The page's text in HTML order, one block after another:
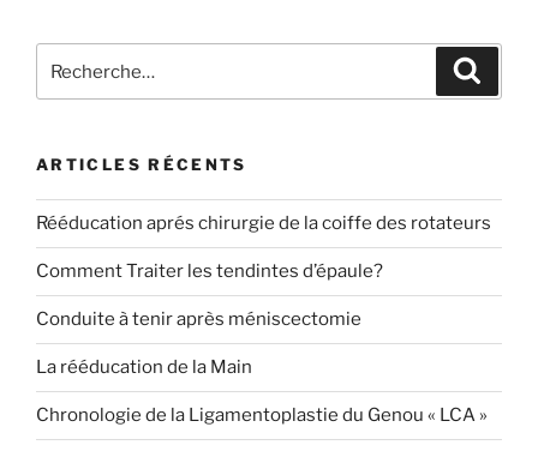
pour
ARTICLES RÉCENTS
Rééducation aprés chirurgie de la coiffe des rotateurs
Comment Traiter les tendintes d’épaule?
Conduite à tenir après méniscectomie
La rééducation de la Main
Chronologie de la Ligamentoplastie du Genou « LCA »